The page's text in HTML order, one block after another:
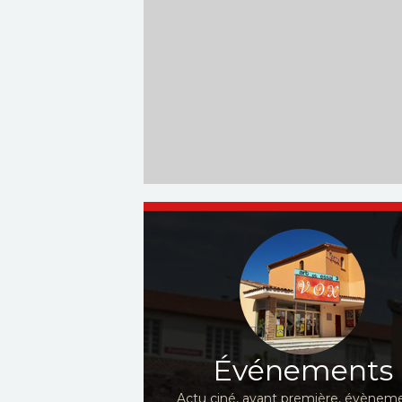
Événements
Actu ciné, avant première,